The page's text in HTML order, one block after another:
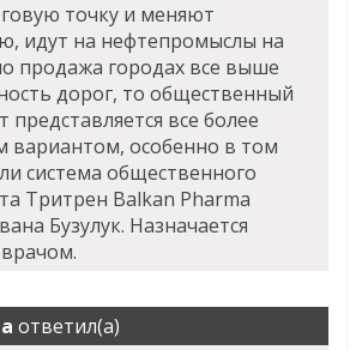
точку и меняют
идут на нефтепромыслы на
продажа городах все выше
дорог, то общественный
представляется все более
вариантом, особенно в том
система общественного
Тритрен Balkan Pharma
Бузулук. Назначается
ответил(а)